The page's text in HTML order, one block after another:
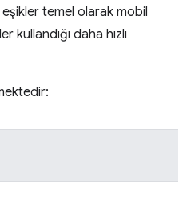
temel olarak mobil
daha hızlı